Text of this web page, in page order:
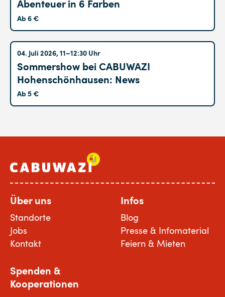
Abenteuer in 6 Farben
Ab 6 €
04. Juli 2026, 11–12:30 Uhr
Sommershow bei CABUWAZI
Hohenschönhausen: News
Ab 5 €
Über uns
Standorte
Jobs
Kontakt
Infos
Blog
Presse & Infomaterial
Feiern & Mieten
Spenden &
Kooperationen